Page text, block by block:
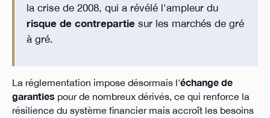
la crise de 2008, qui a révélé l'ampleur du
risque de contrepartiesur les marchés de gré
à gré.
La réglementation impose désormais l'échange de
garanties pour de nombreux dérivés, ce qui renforce la
résilience du système financier mais accroît les besoins